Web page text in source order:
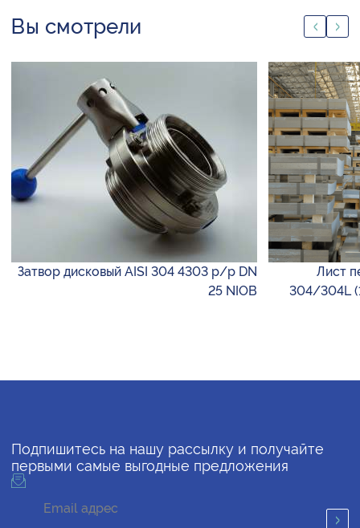
Вы смотрели
Затвор дисковый AISI 304 4303 р/р DN
25 NIOB
Лист
304/304L
Подпишитесь на нашу рассылку и получайте
первыми самые выгодные предложения